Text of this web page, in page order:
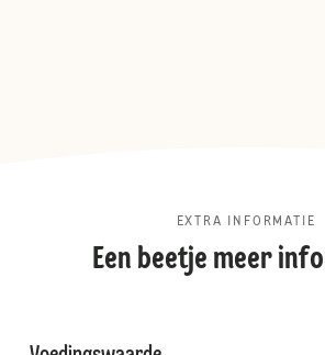
EXTRA INFORMATIE
Een beetje meer